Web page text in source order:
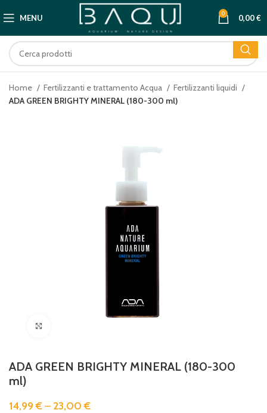
MENU 0 0,00€
Home Fertilizzanti e trattamento Acqua
Fertilizzanti liquidi
ADA GREEN BRIGHTY MINERAL (180-300 ml)
ADA GREEN BRIGHTY MINERAL (180-300
ml)
14,99€– 23,00€